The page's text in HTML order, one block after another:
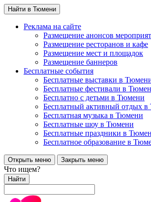
Найти в Тюмени
Реклама на сайте
Размещение анонсов
Размещение ресторанов и кафе
Размещение мест и площадок
Размещение баннеров
Бесплатные события
Бесплатные выставки в
Бесплатные фестивали в
Бесплатно с детьми в Тюмени
Бесплатный активный отдых
Бесплатная музыка в Тюмени
Бесплатные шоу в Тюмени
Бесплатные праздники в
Бесплатное образование в
Открыть меню Закрыть меню
Что ищем?
Найти